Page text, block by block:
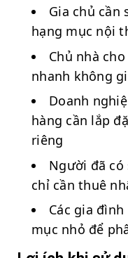
Gia chủ cần
hạng mục nội
Chủ nhà
nhanh không
Doanh
hàng cần lắp
riêng
Người đã có
chỉ cần thuê
Các gia
mục nhỏ để